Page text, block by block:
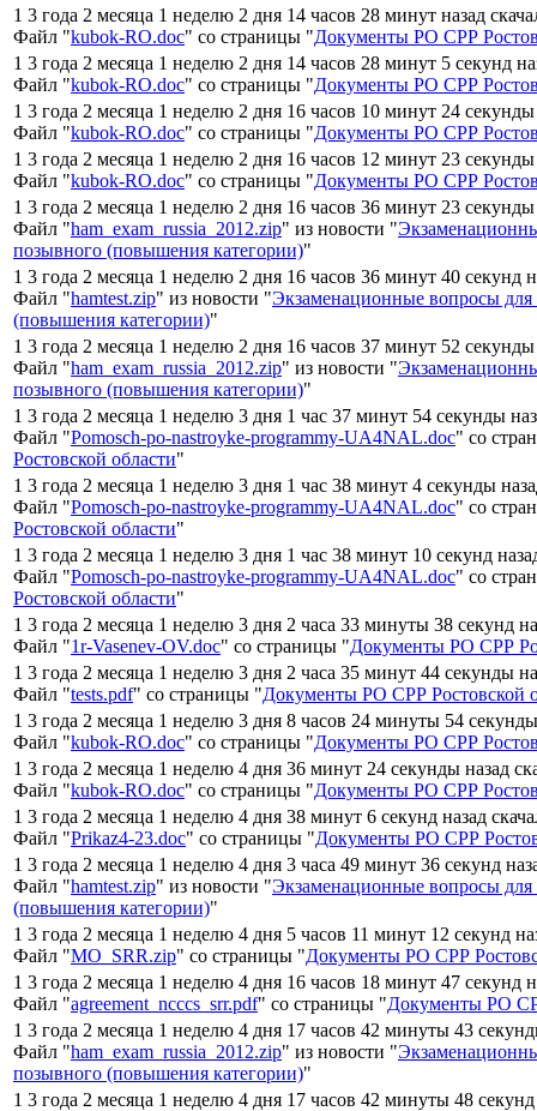
1 3 года 2 месяца 1 неделю 2 дня 14 часов 28 минут назад
Файл "kubok-RO.doc" со страницы "Документы РО СРР
1 3 года 2 месяца 1 неделю 2 дня 14 часов 28 минут 5 секунд
Файл "kubok-RO.doc" со страницы "Документы РО СРР
1 3 года 2 месяца 1 неделю 2 дня 16 часов 10 минут 24 секунды
Файл "kubok-RO.doc" со страницы "Документы РО СРР
1 3 года 2 месяца 1 неделю 2 дня 16 часов 12 минут 23 секунды
Файл "kubok-RO.doc" со страницы "Документы РО СРР
1 3 года 2 месяца 1 неделю 2 дня 16 часов 36 минут 23 секунды
Файл "ham_exam_russia_2012.zip" из новости "
позывного (повышения категории)"
1 3 года 2 месяца 1 неделю 2 дня 16 часов 36 минут 40 секунд
Файл "hamtest.zip" из новости "Экзаменационные вопросы
(повышения категории)"
1 3 года 2 месяца 1 неделю 2 дня 16 часов 37 минут 52 секунды
Файл "ham_exam_russia_2012.zip" из новости "
позывного (повышения категории)"
1 3 года 2 месяца 1 неделю 3 дня 1 час 37 минут 54 секунды
Файл "Pomosch-po-nastroyke-programmy-UA4NAL.doc" со
Ростовской области"
1 3 года 2 месяца 1 неделю 3 дня 1 час 38 минут 4 секунды
Файл "Pomosch-po-nastroyke-programmy-UA4NAL.doc" со
Ростовской области"
1 3 года 2 месяца 1 неделю 3 дня 1 час 38 минут 10 секунд
Файл "Pomosch-po-nastroyke-programmy-UA4NAL.doc" со
Ростовской области"
1 3 года 2 месяца 1 неделю 3 дня 2 часа 33 минуты 38 секунд
Файл "1r-Vasenev-OV.doc" со страницы "Документы РО СРР
1 3 года 2 месяца 1 неделю 3 дня 2 часа 35 минут 44 секунды
Файл "tests.pdf" со страницы "Документы РО СРР Ростовской
1 3 года 2 месяца 1 неделю 3 дня 8 часов 24 минуты 54
Файл "kubok-RO.doc" со страницы "Документы РО СРР
1 3 года 2 месяца 1 неделю 4 дня 36 минут 24 секунды назад
Файл "kubok-RO.doc" со страницы "Документы РО СРР
1 3 года 2 месяца 1 неделю 4 дня 38 минут 6 секунд назад
Файл "Prikaz4-23.doc" со страницы "Документы РО СРР
1 3 года 2 месяца 1 неделю 4 дня 3 часа 49 минут 36 секунд
Файл "hamtest.zip" из новости "Экзаменационные вопросы
(повышения категории)"
1 3 года 2 месяца 1 неделю 4 дня 5 часов 11 минут 12 секунд
Файл "MO_SRR.zip" со страницы "Документы РО СРР
1 3 года 2 месяца 1 неделю 4 дня 16 часов 18 минут 47 секунд
Файл "agreement_ncccs_srr.pdf" со страницы "Документы РО
1 3 года 2 месяца 1 неделю 4 дня 17 часов 42 минуты 43
Файл "ham_exam_russia_2012.zip" из новости "
позывного (повышения категории)"
1 3 года 2 месяца 1 неделю 4 дня 17 часов 42 минуты 48 секунд